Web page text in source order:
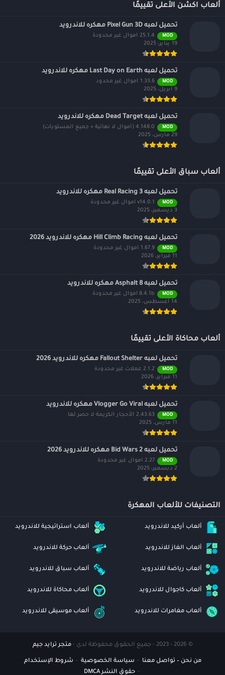
ألعاب اكشن الأعلى تقييمًا
تحميل لعبه Pixel Gun 3D مهكره للاندرويد
MOD
25.1.4 اموال غير محدودة
19 يناير، 2025
تحميل لعبه Last Day on Earth مهكره للاندرويد
MOD
1.33.6 اموال غير محدود
9 أبريل، 2025
تحميل لعبه Dead Target مهكره للاندرويد
MOD
4.148.0 (أموال لا نهائية + جميع المستويات)
29 مارس، 2025
ألعاب سباق الأعلى تقييمًا
تحميل لعبه Real Racing 3 مهكره للاندرويد
MOD
v14.0.1 اموال غير محدودة
3 ديسمبر، 2025
تحميل لعبه Hill Climb Racing مهكره للاندرويد 2026
MOD
1.67.9 اموال غير محدودة
11 فبراير، 2026
تحميل لعبه Asphalt 8 مهكره للاندرويد
MOD
8.4.1b اموال غير محدودة
14 أغسطس، 2025
ألعاب محاكاة الأعلى تقييمًا
تحميل لعبه Fallout Shelter مهكره للاندرويد 2026
MOD
2.1.2 عملات غير محدودة
11 فبراير، 2026
تحميل لعبه Vlogger Go Viral مهكره للاندرويد
MOD
2.43.63 الأحجار الكريمة لا حصر لها
11 مارس، 2025
تحميل لعبه Bid Wars 2 مهكره للاندرويد 2026
MOD
2.27 اموال غير محدودة
2 ديسمبر، 2025
التصنيفات للألعاب المهكرة
ألعاب أركيد للاندرويد ألعاب استراتيجية للاندرويد
ألعاب الغاز للاندرويد ألعاب حركة للاندرويد
ألعاب رياضة للاندرويد ألعاب سباق للاندرويد
ألعاب كاجوال للاندرويد ألعاب محاكاة للاندرويد
ألعاب مغامرات للاندرويد ألعاب موسيقى للاندرويد
© 2026 - 2023 - جميع الحقوق محفوظة لدى - متجر ترايد جيم
من نحن – تواصل معنا سياسة الخصوصية
شروط الإستخدام
حقوق النشر DMCA